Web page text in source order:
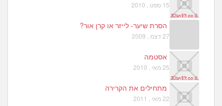
15 ספט , 2010
הסרת שיער- לייזר או קרן אור?
27 דצמ , 2009
אסטמה
25 מאי , 2010
מתחילים את הקרירה
22 מאי , 2011